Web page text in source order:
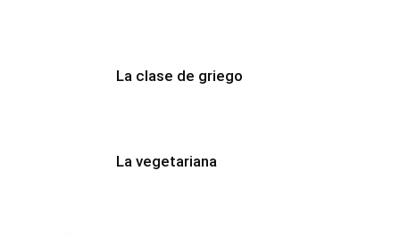
La clase de griego
La vegetariana